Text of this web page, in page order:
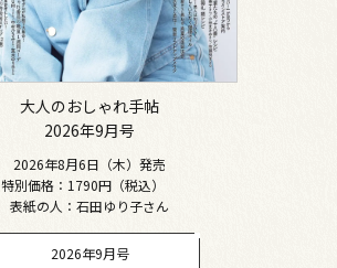
大人のおしゃれ手帖
2026年9月号
2026年8月6日（木）発売
特別価格：1790円（税込）
表紙の人：石田ゆり子さん
2026年9月号